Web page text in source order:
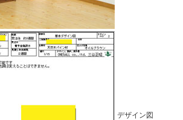
デザイン図